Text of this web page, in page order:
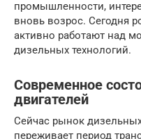
промышленности,
вновь возрос. Сегодня
активно работают над
дизельных технологий.
Современное
двигателей
Сейчас рынок
переживает период